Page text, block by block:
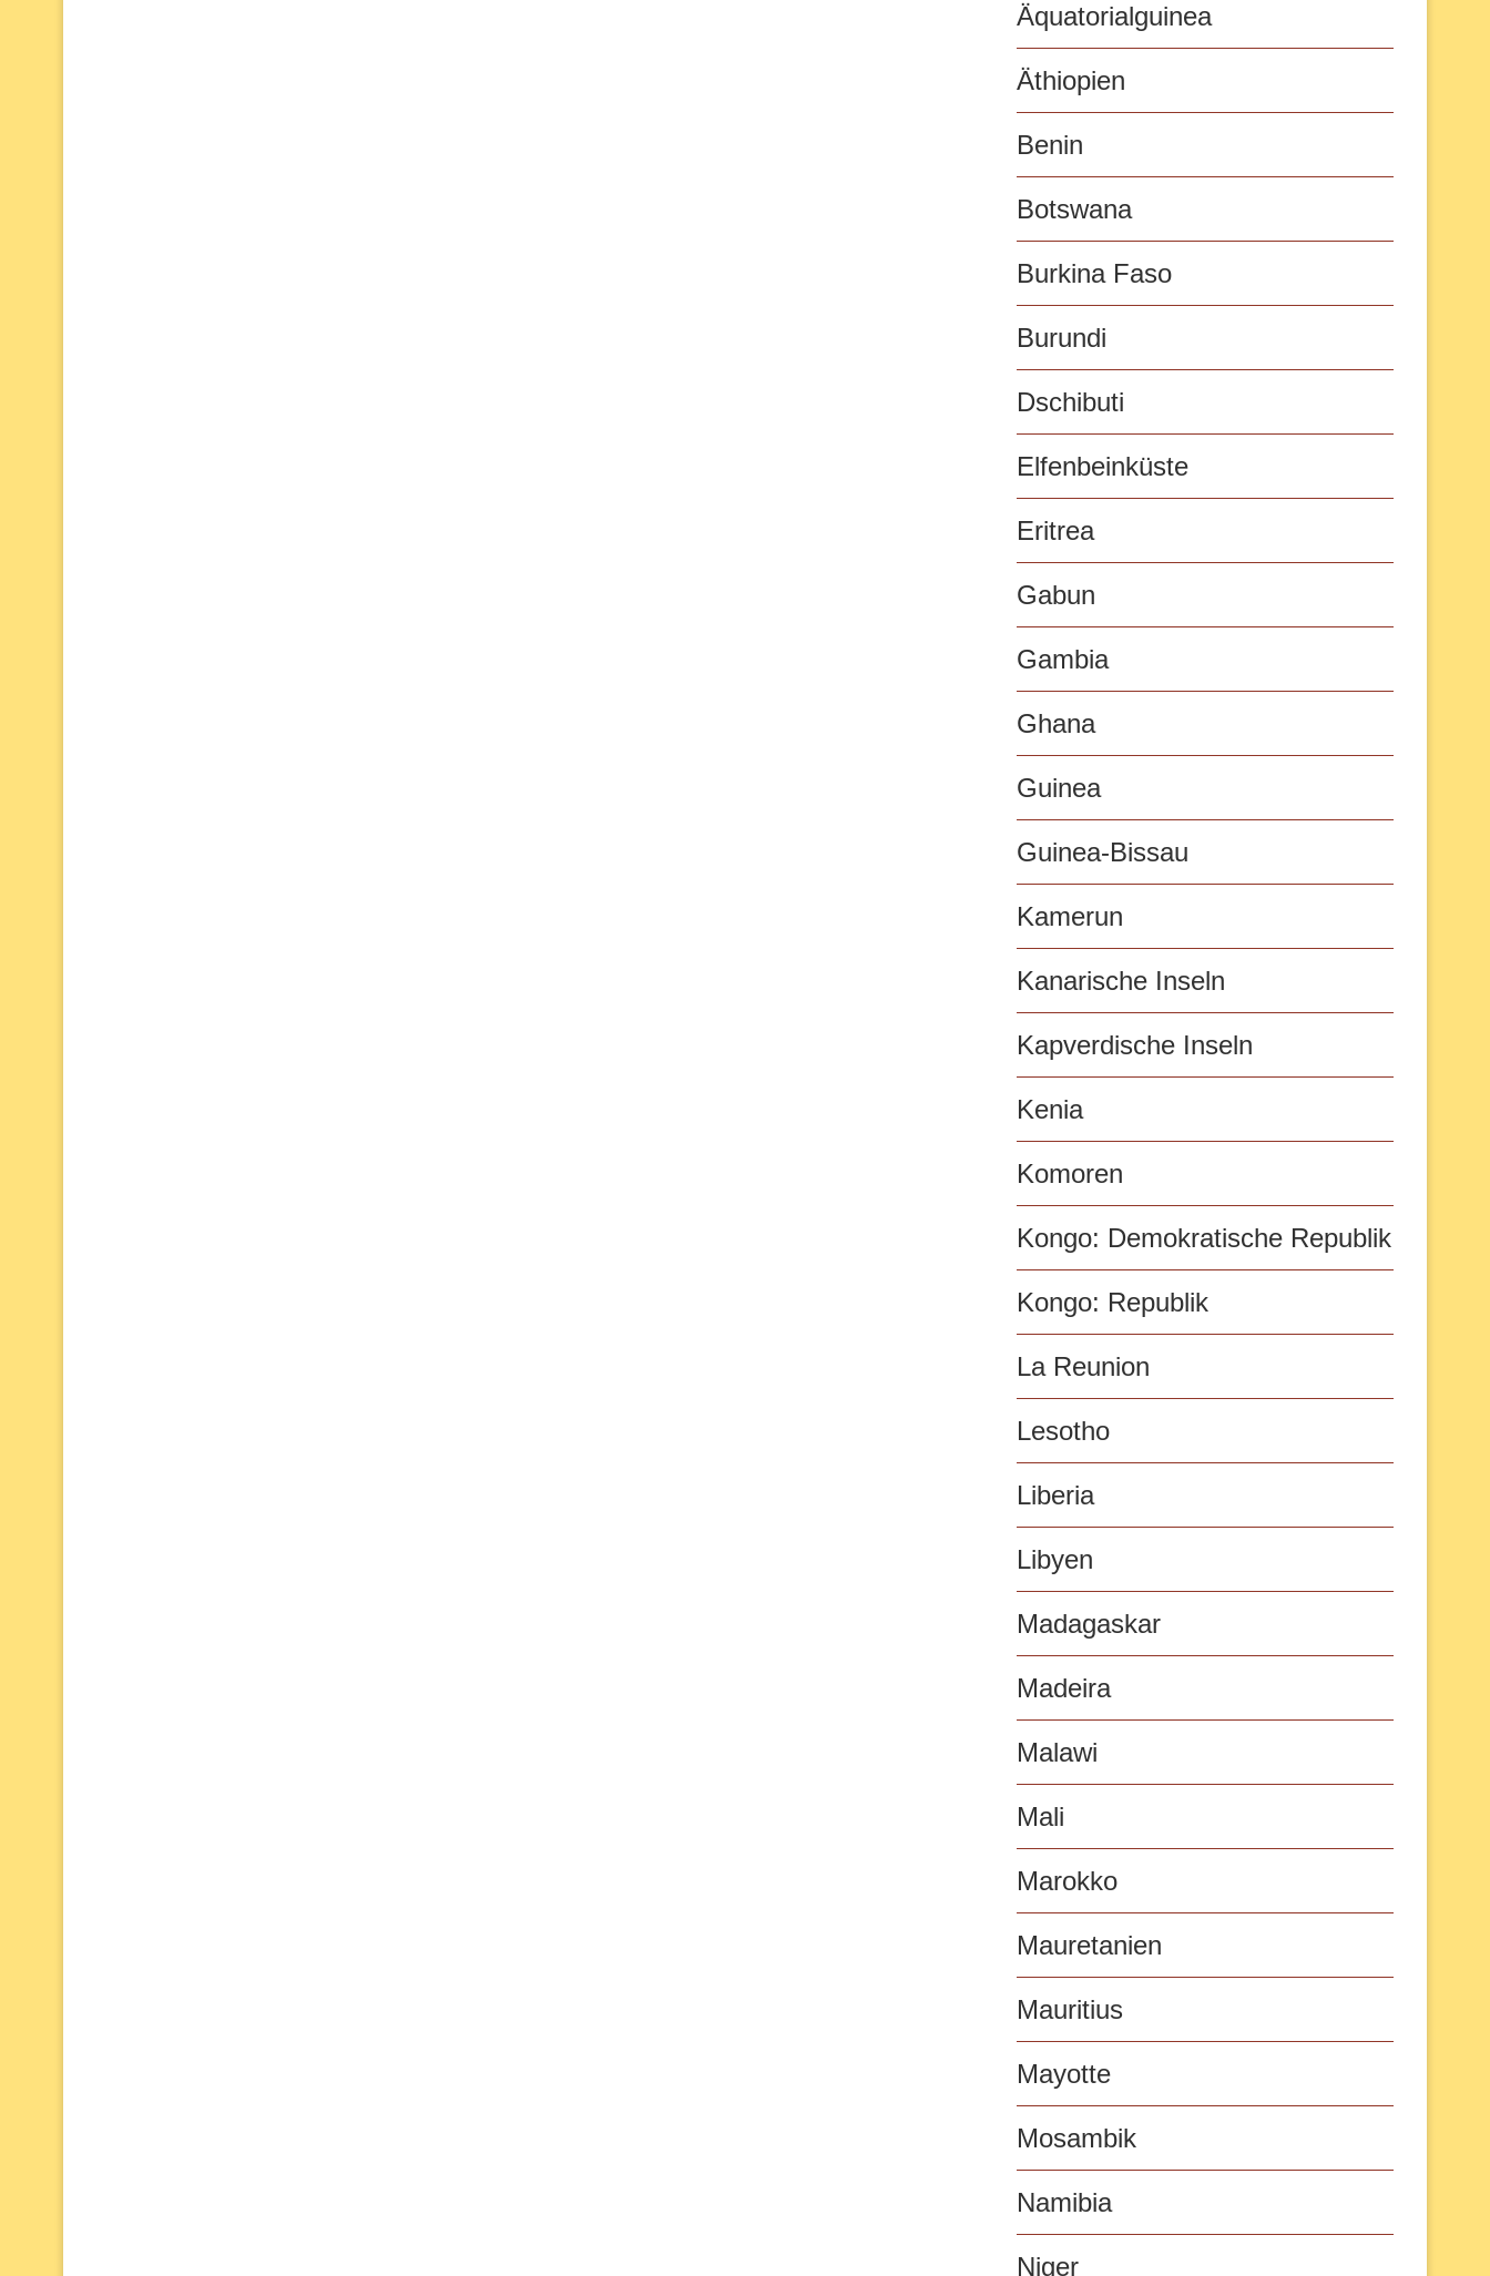
Äquatorialguinea
Äthiopien
Benin
Botswana
Burkina Faso
Burundi
Dschibuti
Elfenbeinküste
Eritrea
Gabun
Gambia
Ghana
Guinea
Guinea-Bissau
Kamerun
Kanarische Inseln
Kapverdische Inseln
Kenia
Komoren
Kongo: Demokratische Republik
Kongo: Republik
La Reunion
Lesotho
Liberia
Libyen
Madagaskar
Madeira
Malawi
Mali
Marokko
Mauretanien
Mauritius
Mayotte
Mosambik
Namibia
Niger